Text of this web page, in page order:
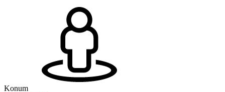
Konum